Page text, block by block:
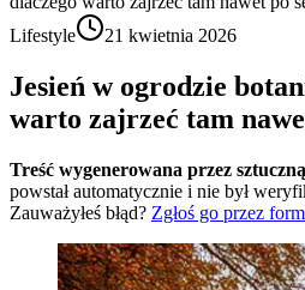
Lifestyle
21 kwietnia 2026
Jesień w ogrodzie
warto zajrzeć tam
Treść wygenerowana przez
powstał automatycznie i nie był
Zauważyłeś błąd? Zgłoś go przez